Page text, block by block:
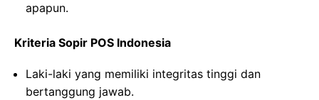
apapun.
Kriteria Sopir POS Indonesia
Laki-laki yang memiliki integritas tinggi dan
bertanggung jawab.